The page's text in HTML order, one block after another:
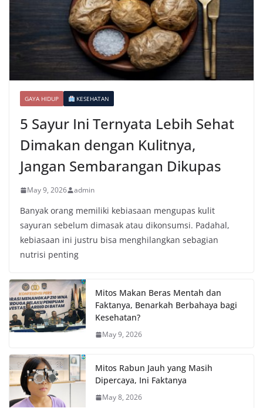
GAYA HIDUP KESEHATAN
5 Sayur Ini Ternyata Lebih Sehat
Dimakan dengan Kulitnya,
Jangan Sembarangan Dikupas
May 9, 2026 admin
Banyak orang memiliki kebiasaan mengupas kulit
sayuran sebelum dimasak atau dikonsumsi. Padahal,
kebiasaan ini justru bisa menghilangkan sebagian
nutrisi penting
Mitos Makan Beras Mentah dan
Faktanya, Benarkah Berbahaya bagi
Kesehatan?
May 9, 2026
Mitos Rabun Jauh yang Masih
Dipercaya, Ini Faktanya
May 8, 2026